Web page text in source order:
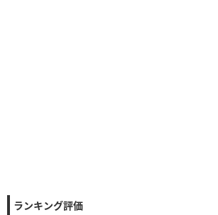
ランキング評価